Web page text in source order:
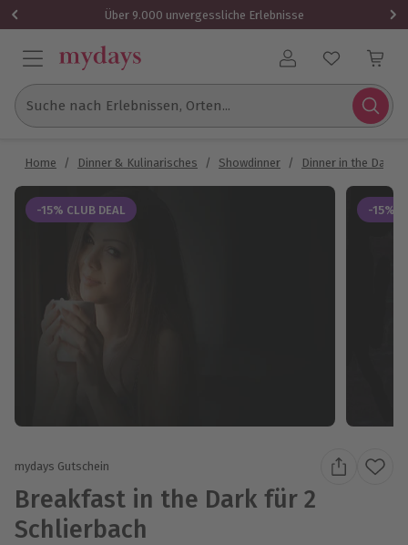
Über 9.000 unvergessliche Erlebnisse
Benutzerkonto
Suche nach Erlebnissen, Orten...
Home / Dinner & Kulinarisches / Showdinner / Dinner in the Dark
-15% CLUB DEAL -15%
mydays Gutschein
Breakfast in the Dark für 2
Schlierbach